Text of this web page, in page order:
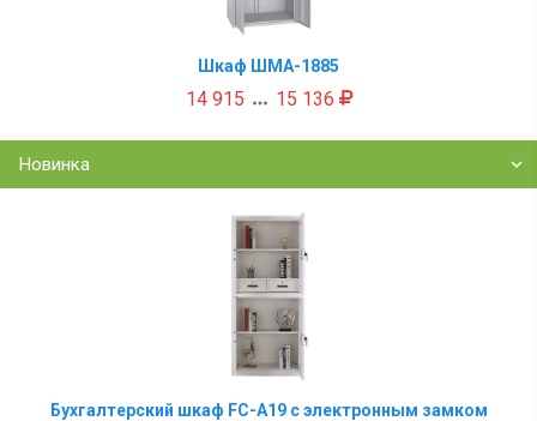
Шкаф ШМА-1885
14 915  15 136
Новинка
Бухгалтерский шкаф FC-A19 с электронным замком